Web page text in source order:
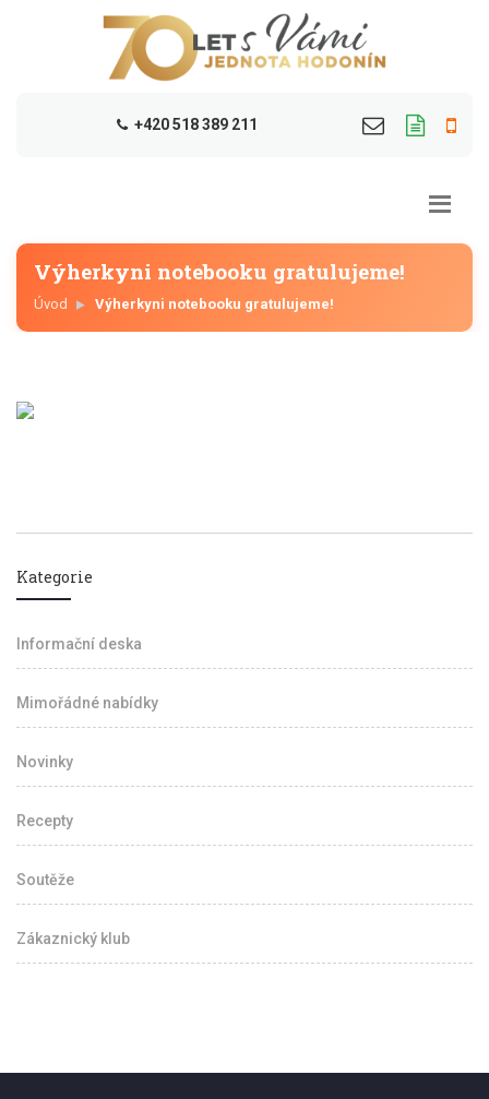
+420 518 389 211
Výherkyni notebooku gratulujeme!
Úvod Výherkyni notebooku gratulujeme!
Kategorie
Informační deska
Mimořádné nabídky
Novinky
Recepty
Soutěže
Zákaznický klub